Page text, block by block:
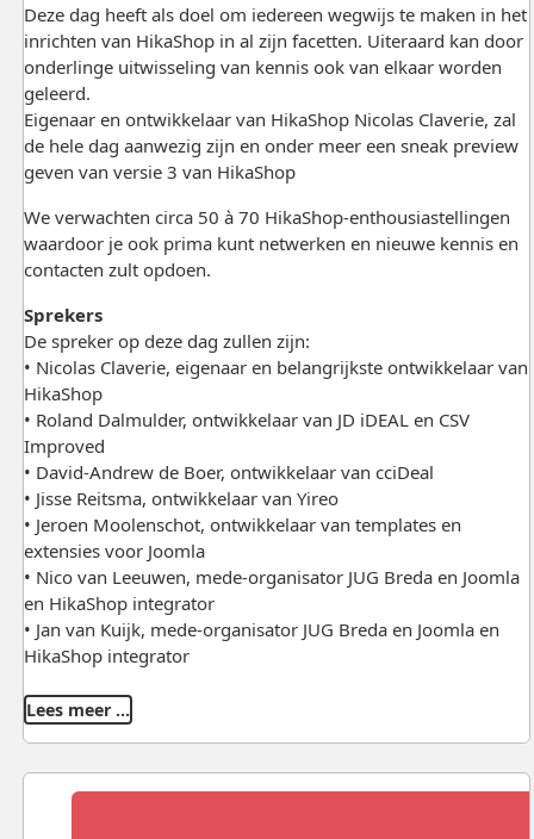
Deze dag heeft als doel om iedereen wegwijs te maken in het
inrichten van HikaShop in al zijn facetten. Uiteraard kan door
onderlinge uitwisseling van kennis ook van elkaar worden
geleerd.
Eigenaar en ontwikkelaar van HikaShop Nicolas Claverie, zal
de hele dag aanwezig zijn en onder meer een sneak preview
geven van versie 3 van HikaShop
We verwachten circa 50 à 70 HikaShop-enthousiastellingen
waardoor je ook prima kunt netwerken en nieuwe kennis en
contacten zult opdoen.
Sprekers
De spreker op deze dag zullen zijn:
• Nicolas Claverie, eigenaar en belangrijkste ontwikkelaar van
HikaShop
• Roland Dalmulder, ontwikkelaar van JD iDEAL en CSV
Improved
• David-Andrew de Boer, ontwikkelaar van cciDeal
• Jisse Reitsma, ontwikkelaar van Yireo
• Jeroen Moolenschot, ontwikkelaar van templates en
extensies voor Joomla
• Nico van Leeuwen, mede-organisator JUG Breda en Joomla
en HikaShop integrator
• Jan van Kuijk, mede-organisator JUG Breda en Joomla en
HikaShop integrator
Lees meer …